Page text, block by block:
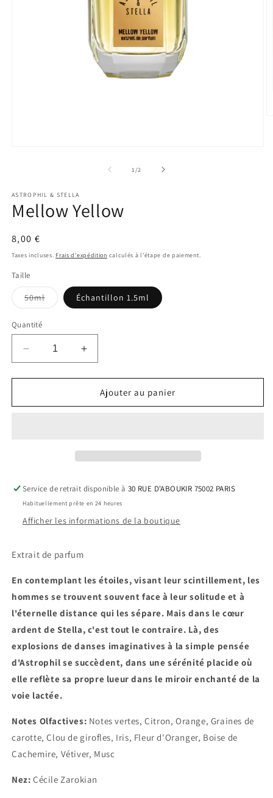
une
fenêtre
modale
1 /de2
ASTROPHIL & STELLA
Mellow Yellow
Prix
habituel
8,00 €
Taxes incluses. Frais d'expédition calculés à l'étape de paiement.
Taille
50mlVariante
épuisée
Échantillon 1.5ml
Quantité
Réduire
la
quantité
Mellow
Augmenter
la
quantité
Mellow
Ajouter au panier
Service de retrait disponible à 30 RUE D'ABOUKIR 75002 PARIS
Habituellement prête en 24 heures
Afficher les informations de la boutique
Extrait de parfum
En contemplant les étoiles, visant leur scintillement, les
hommes se trouvent souvent face à leur solitude et à
l'éternelle distance qui les sépare. Mais dans le cœur
ardent de Stella, c'est tout le contraire. Là, des
explosions de danses imaginatives à la simple pensée
d'Astrophil se succèdent, dans une sérénité placide où
elle reflète sa propre lueur dans le miroir enchanté de la
voie lactée.
Notes Olfactives: Notes vertes, Citron, Orange, Graines de
carotte, Clou de girofles, Iris, Fleur d'Oranger, Boise de
Cachemire, Vétiver, Musc
Nez: Cécile Zarokian